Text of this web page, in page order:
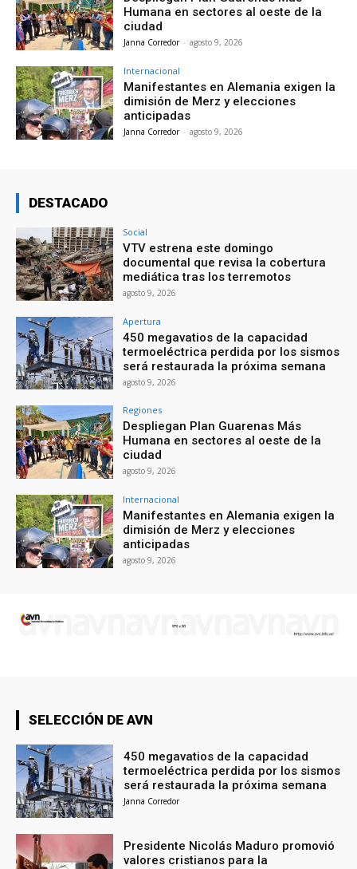
Humana en sectores al oeste de la
ciudad
Janna Corredor - agosto 9, 2026
Internacional
Manifestantes en Alemania exigen la
dimisión de Merz y elecciones
anticipadas
Janna Corredor - agosto 9, 2026
DESTACADO
Social
VTV estrena este domingo
documental que revisa la cobertura
mediática tras los terremotos
agosto 9, 2026
Apertura
450 megavatios de la capacidad
termoeléctrica perdida por los sismos
será restaurada la próxima semana
agosto 9, 2026
Regiones
Despliegan Plan Guarenas Más
Humana en sectores al oeste de la
ciudad
agosto 9, 2026
Internacional
Manifestantes en Alemania exigen la
dimisión de Merz y elecciones
anticipadas
agosto 9, 2026
SELECCIÓN DE AVN
450 megavatios de la capacidad
termoeléctrica perdida por los sismos
será restaurada la próxima semana
Janna Corredor
Presidente Nicolás Maduro promovió
valores cristianos para la